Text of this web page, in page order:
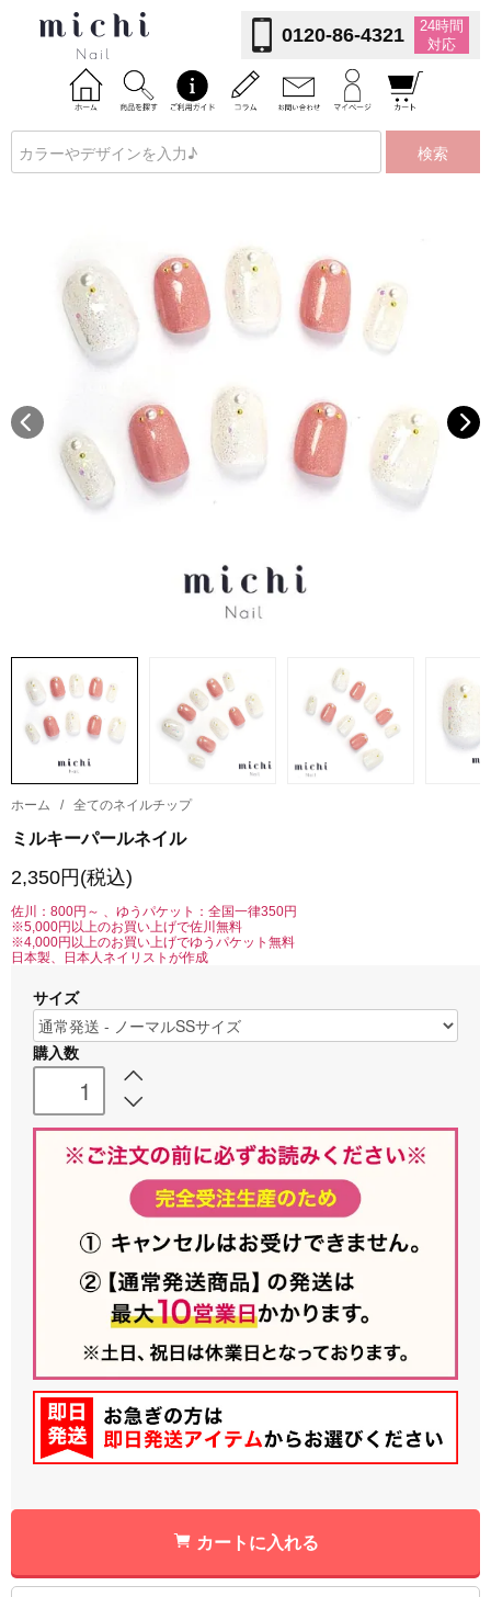
0120-86-4321
24時間
対応
検索
ホーム / 全てのネイルチップ
ミルキーパールネイル
2,350円(税込)
佐川：800円～ 、ゆうパケット：全国一律350円
※5,000円以上のお買い上げで佐川無料
※4,000円以上のお買い上げでゆうパケット無料
日本製、日本人ネイリストが作成
サイズ
購入数
カートに入れる